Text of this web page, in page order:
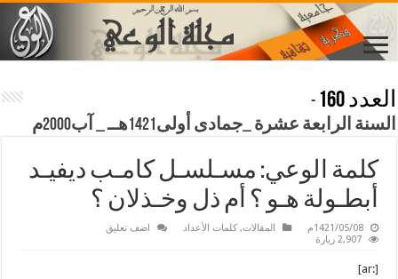
العدد 160
-
السنة الرابعة عشرة _جمادى أولى1421هــ _ آب2000م
كلمة الوعي: مسـلسـل كامـب ديفيـد
أبطـولة هـو ؟ أم ذل وخـذلان ؟
1421/05/08م المقالات,كلمات الأعداد
اضف تعليق
2,907 زيارة
[:ar]